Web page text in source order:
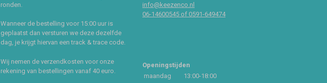
ronden.
Wanneer de bestelling voor 15:00 uur is
geplaatst dan versturen we deze dezelfde
dag, je krijgt hiervan een track & trace code.
Wij nemen de verzendkosten voor onze
rekening van bestellingen vanaf 40 euro.
info@keezenco.nl
06-14600545 of 0591-649474
Openingstijden
maandag
13:00-18:00